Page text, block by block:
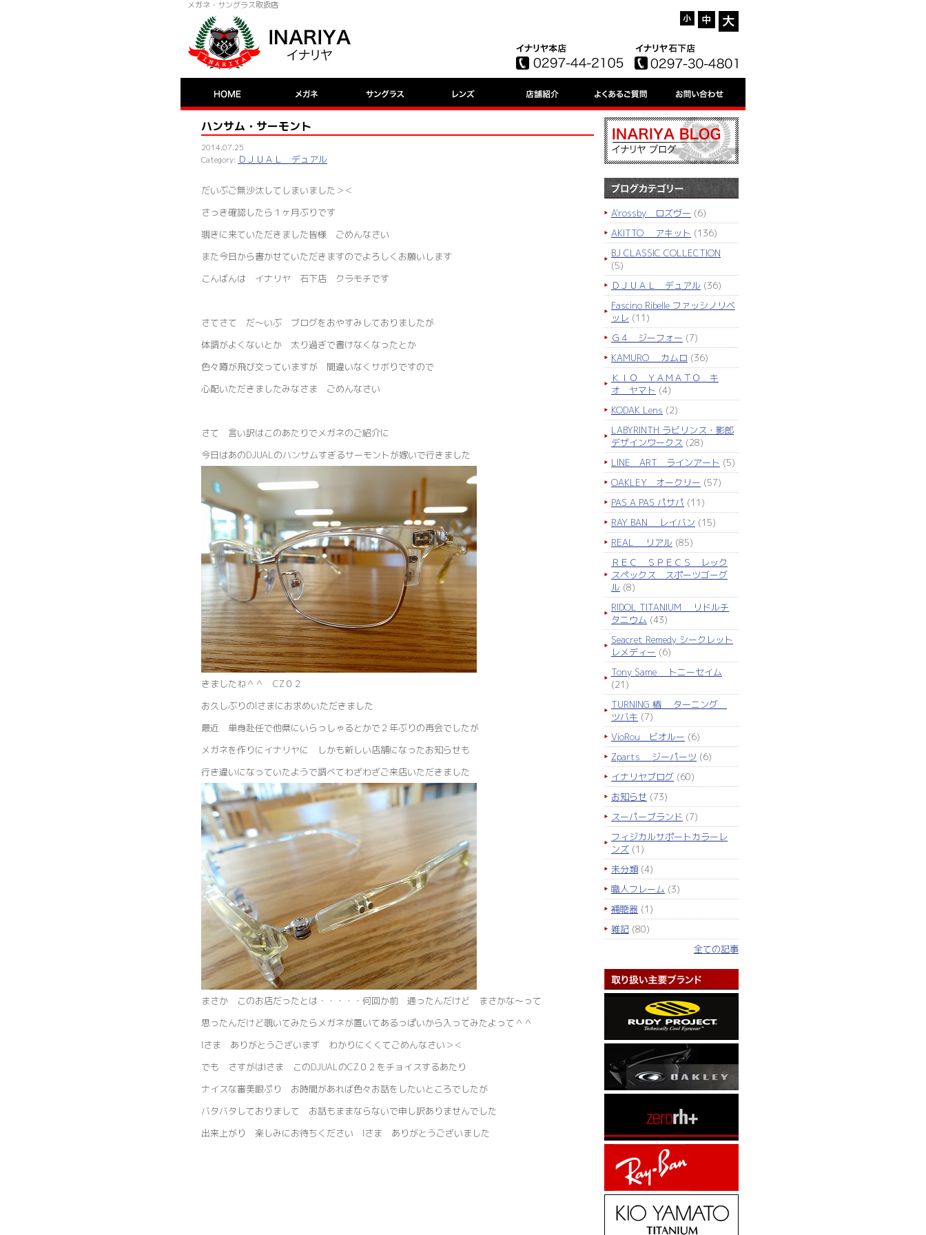
メガネ・サングラス取扱店
ハンサム・サーモント
2014.07.25
ＤＪＵＡＬ デュアル
だいぶご無沙汰してしまいました＞＜
さっき確認したら１ヶ月ぶりです
覗きに来ていただきました皆様 ごめんなさい
また今日から書かせていただきますのでよろしくお願いします
こんばんは イナリヤ 石下店 クラモチです
さてさて だ～いぶ ブログをおやすみしておりましたが
体調がよくないとか 太り過ぎで書けなくなったとか
色々噂が飛び交っていますが 間違いなくサボりですので
心配いただきましたみなさま ごめんなさい
さて 言い訳はこのあたりでメガネのご紹介に
今日はあのDJUALのハンサムすぎるサーモントが嫁いで行きました
きましたね＾＾ CZ０２
お久しぶりのIさまにお求めいただきました
最近 単身赴任で他県にいらっしゃるとかで２年ぶりの再会でしたが
メガネを作りにイナリヤに しかも新しい店舗になったお知らせも
行き違いになっていたようで調べてわざわざご来店いただきました
まさか このお店だったとは・・・・・何回か前 通ったんだけど まさかな～って
思ったんだけど覗いてみたらメガネが置いてあるっぽいから入ってみたよって＾＾
Iさま ありがとうございます わかりにくくてごめんなさい＞＜
でも さすがはIさま このDJUALのCZ０２をチョイスするあたり
ナイスな審美眼ぷり お時間があれば色々お話をしたいところでしたが
バタバタしておりまして お話もままならないで申し訳ありませんでした
出来上がり 楽しみにお待ちください Iさま ありがとうございました
A'rossby ロズヴー (6)
AKITTO アキット (136)
BJ CLASSIC COLLECTION
(5)
ＤＪＵＡＬ デュアル (36)
Fascino Ribelle ファッシノリベ
ッレ (11)
Ｇ４ ジーフォー (7)
KAMURO カムロ (36)
ＫＩＯ ＹＡＭＡＴＯ キ
オ ヤマト (4)
KODAK Lens (2)
LABYRINTH ラビリンス・影郎
デザインワークス (28)
LINE ART ラインアート (5)
OAKLEY オークリー (57)
PAS A PAS パサパ (11)
RAY BAN レイバン (15)
REAL リアル (85)
ＲＥＣ ＳＰＥＣＳ レック
スペックス スポーツゴーグ
ル (8)
RIDOL TITANIUM リドルチ
タニウム (43)
Seacret Remedy シークレット
レメディー (6)
Tony Same トニーセイム
(21)
TURNING 椿 ターニング
ツバキ (7)
VioRou ビオルー (6)
Zparts ジーパーツ (6)
イナリヤブログ (60)
お知らせ (73)
スーパーブランド (7)
フィジカルサポートカラーレ
ンズ (1)
未分類 (4)
職人フレーム (3)
補聴器 (1)
雑記 (80)
全ての記事